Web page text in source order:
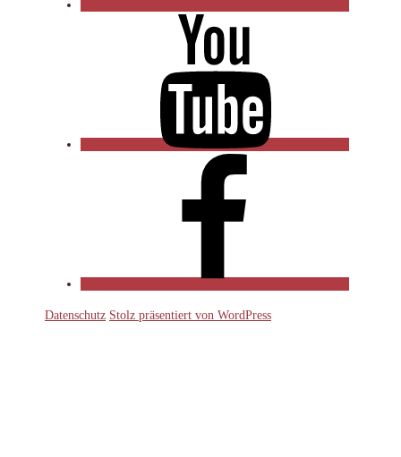
Datenschutz Stolz präsentiert von WordPress